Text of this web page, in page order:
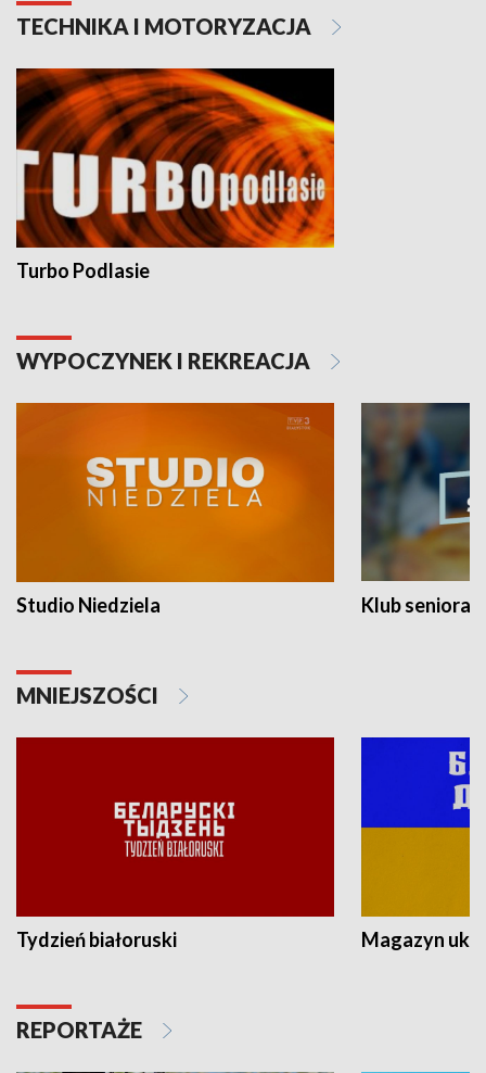
TECHNIKA I MOTORYZACJA
Turbo Podlasie
WYPOCZYNEK I REKREACJA
Studio Niedziela Klub seniora
MNIEJSZOŚCI
Tydzień białoruski Magazyn
REPORTAŻE